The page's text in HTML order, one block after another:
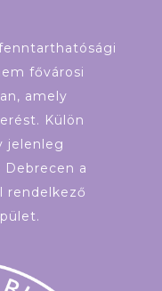
fővárosi
amely
Külön
jelenleg
Debrecen a
rendelkező